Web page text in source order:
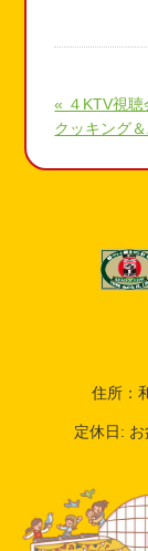
« ４KTV視聴
クッキング
住所：
定休日: